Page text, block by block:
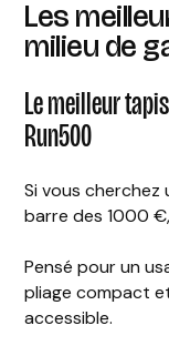
Les
milieu de
Le meilleur
Run500
Si vous cherchez
barre des 1000
Pensé pour un
pliage compact
accessible.